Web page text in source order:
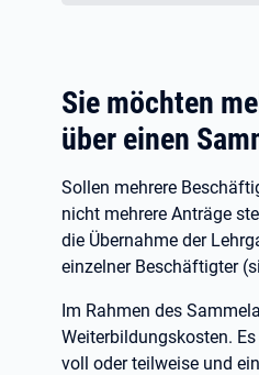
Sie möchten
über einen
Sollen mehrere
nicht mehrere Anträge
die Übernahme der
einzelner Beschäftigter
Im Rahmen des
Weiterbildungskosten.
voll oder teilweise und